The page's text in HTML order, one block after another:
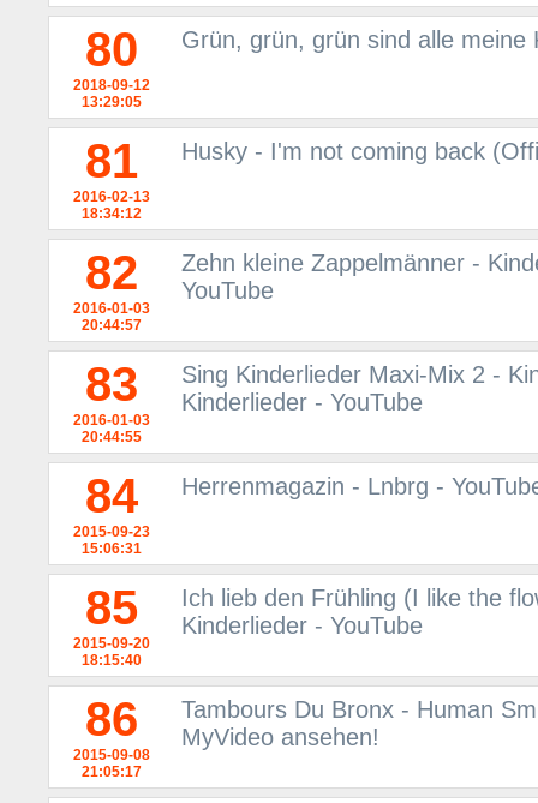
80
2018-09-12
13:29:05
Grün, grün, grün sind alle meine
81
2016-02-13
18:34:12
Husky - I'm not coming back
82
2016-01-03
20:44:57
Zehn kleine Zappelmänner -
YouTube
83
2016-01-03
20:44:55
Sing Kinderlieder Maxi-Mix 2 -
Kinderlieder - YouTube
84
2015-09-23
15:06:31
Herrenmagazin - Lnbrg -
85
2015-09-20
18:15:40
Ich lieb den Frühling (I like the
Kinderlieder - YouTube
86
2015-09-08
21:05:17
Tambours Du Bronx - Human
MyVideo ansehen!